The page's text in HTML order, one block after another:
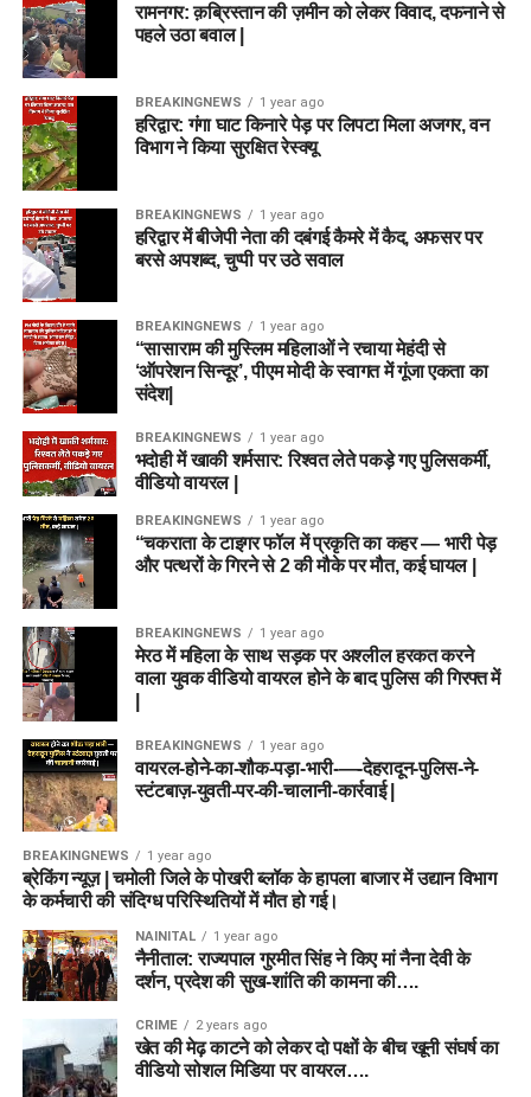
रामनगर: क़ब्रिस्तान की ज़मीन को लेकर विवाद, दफनाने से
पहले उठा बवाल |
BREAKINGNEWS 1 year ago
हरिद्वार: गंगा घाट किनारे पेड़ पर लिपटा मिला अजगर, वन
विभाग ने किया सुरक्षित रेस्क्यू
BREAKINGNEWS 1 year ago
हरिद्वार में बीजेपी नेता की दबंगई कैमरे में कैद, अफसर पर
बरसे अपशब्द, चुप्पी पर उठे सवाल
BREAKINGNEWS 1 year ago
“सासाराम की मुस्लिम महिलाओं ने रचाया मेहंदी से
‘ऑपरेशन सिन्दूर’, पीएम मोदी के स्वागत में गूंजा एकता का
संदेश|
BREAKINGNEWS 1 year ago
भदोही में खाकी शर्मसार: रिश्वत लेते पकड़े गए पुलिसकर्मी,
वीडियो वायरल |
BREAKINGNEWS 1 year ago
“चकराता के टाइगर फॉल में प्रकृति का कहर — भारी पेड़
और पत्थरों के गिरने से 2 की मौके पर मौत, कई घायल |
BREAKINGNEWS 1 year ago
मेरठ में महिला के साथ सड़क पर अश्लील हरकत करने
वाला युवक वीडियो वायरल होने के बाद पुलिस की गिरफ्त में
BREAKINGNEWS 1 year ago
वायरल-होने-का-शौक-पड़ा-भारी-—-देहरादून-पुलिस-ने-
स्टंटबाज़-युवती-पर-की-चालानी-कार्रवाई |
BREAKINGNEWS 1 year ago
ब्रेकिंग न्यूज़ | चमोली जिले के पोखरी ब्लॉक के हापला बाजार में उद्यान विभाग
के कर्मचारी की संदिग्ध परिस्थितियों में मौत हो गई।
NAINITAL 1 year ago
नैनीताल: राज्यपाल गुरमीत सिंह ने किए मां नैना देवी के
दर्शन, प्रदेश की सुख-शांति की कामना की….
CRIME 2 years ago
खेत की मेढ़ काटने को लेकर दो पक्षों के बीच खूनी संघर्ष का
वीडियो सोशल मिडिया पर वायरल….